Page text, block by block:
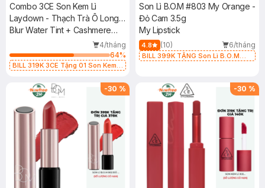
Combo 3CE Son Kem Lì
Laydown - Thạch Trà Ô Long
4.6g + Son Thỏi 07 Knit - Hồng
Blur Water Tint + Cashmere
4/tháng
64%
BILL 319K 3CE Tặng 01 Son Kem
1.5g (SL có hạn)
Son Lì B.O.M #803 My Orange -
Đỏ Cam 3.5g
My Lipstick
4.8 (10) 6/tháng
BILL 399K TẶNG Son Lì B.O.M
-30 % -30 %